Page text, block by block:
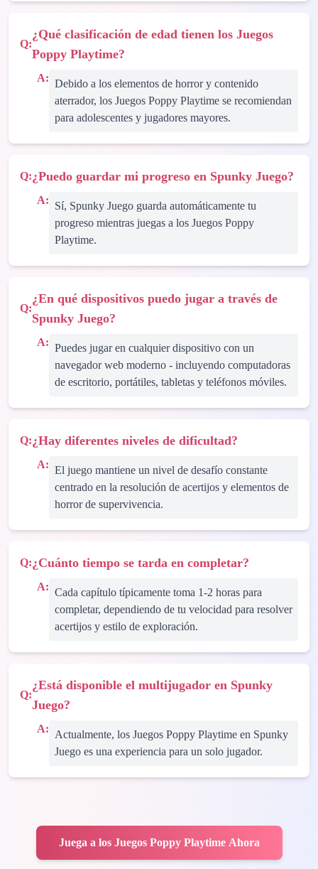
Q:
¿Qué clasificación de edad tienen los Juegos
Poppy Playtime?
A: Debido a los elementos de horror y contenido
aterrador, los Juegos Poppy Playtime se recomiendan
para adolescentes y jugadores mayores.
Q:¿Puedo guardar mi progreso en Spunky Juego?
A: Sí, Spunky Juego guarda automáticamente tu
progreso mientras juegas a los Juegos Poppy
Playtime.
Q:
¿En qué dispositivos puedo jugar a través de
Spunky Juego?
A: Puedes jugar en cualquier dispositivo con un
navegador web moderno - incluyendo computadoras
de escritorio, portátiles, tabletas y teléfonos móviles.
Q:¿Hay diferentes niveles de dificultad?
A: El juego mantiene un nivel de desafío constante
centrado en la resolución de acertijos y elementos de
horror de supervivencia.
Q:¿Cuánto tiempo se tarda en completar?
A: Cada capítulo típicamente toma 1-2 horas para
completar, dependiendo de tu velocidad para resolver
acertijos y estilo de exploración.
Q:
¿Está disponible el multijugador en Spunky
Juego?
A: Actualmente, los Juegos Poppy Playtime en Spunky
Juego es una experiencia para un solo jugador.
Juega a los Juegos Poppy Playtime Ahora